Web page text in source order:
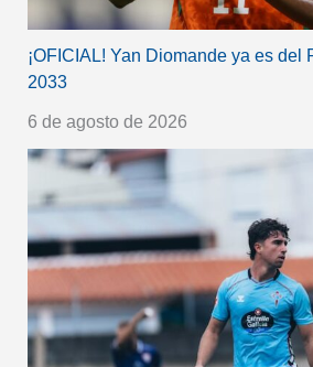
¡OFICIAL! Yan Diomande ya es del
2033
6 de agosto de 2026